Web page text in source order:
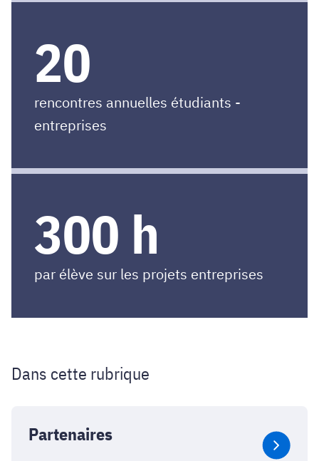
20
rencontres annuelles étudiants -
entreprises
300 h
par élève sur les projets entreprises
Dans cette rubrique
Partenaires